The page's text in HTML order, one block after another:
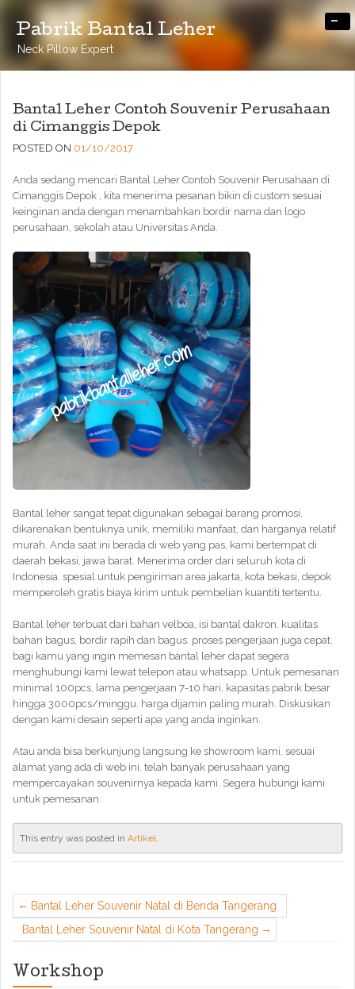
Pabrik Bantal Leher
Neck Pillow Expert
-
Bantal Leher Contoh Souvenir Perusahaan
di Cimanggis Depok
POSTED ON 01/10/2017
Anda sedang mencari Bantal Leher Contoh Souvenir Perusahaan di
Cimanggis Depok , kita menerima pesanan bikin di custom sesuai
keinginan anda dengan menambahkan bordir nama dan logo
perusahaan, sekolah atau Universitas Anda.
Bantal leher sangat tepat digunakan sebagai barang promosi,
dikarenakan bentuknya unik, memiliki manfaat, dan harganya relatif
murah. Anda saat ini berada di web yang pas, kami bertempat di
daerah bekasi, jawa barat. Menerima order dari seluruh kota di
Indonesia. spesial untuk pengiriman area jakarta, kota bekasi, depok
memperoleh gratis biaya kirim untuk pembelian kuantiti tertentu.
Bantal leher terbuat dari bahan velboa, isi bantal dakron. kualitas
bahan bagus, bordir rapih dan bagus. proses pengerjaan juga cepat.
bagi kamu yang ingin memesan bantal leher dapat segera
menghubungi kami lewat telepon atau whatsapp. Untuk pemesanan
minimal 100pcs, lama pengerjaan 7-10 hari, kapasitas pabrik besar
hingga 3000pcs/minggu. harga dijamin paling murah. Diskusikan
dengan kami desain seperti apa yang anda inginkan.
Atau anda bisa berkunjung langsung ke showroom kami, sesuai
alamat yang ada di web ini. telah banyak perusahaan yang
mempercayakan souvenirnya kepada kami. Segera hubungi kami
untuk pemesanan.
This entry was posted in Artikel.
Bantal Leher Souvenir Natal di Benda Tangerang
Bantal Leher Souvenir Natal di Kota Tangerang
Workshop